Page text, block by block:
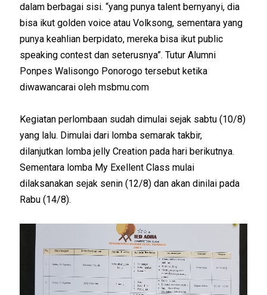
dalam berbagai sisi. “yang punya talent bernyanyi, dia
bisa ikut golden voice atau Volksong, sementara yang
punya keahlian berpidato, mereka bisa ikut public
speaking contest dan seterusnya”. Tutur Alumni
Ponpes Walisongo Ponorogo tersebut ketika
diwawancarai oleh msbmu.com
Kegiatan perlombaan sudah dimulai sejak sabtu (10/8)
yang lalu. Dimulai dari lomba semarak takbir,
dilanjutkan lomba jelly Creation pada hari berikutnya.
Sementara lomba My Exellent Class mulai
dilaksanakan sejak senin (12/8) dan akan dinilai pada
Rabu (14/8).